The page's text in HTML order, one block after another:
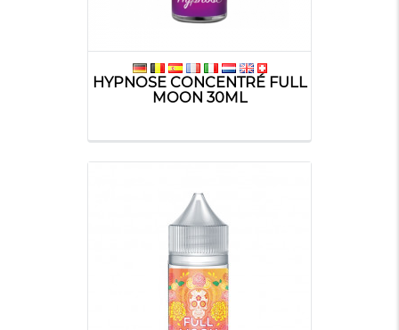
HYPNOSE CONCENTRÉ FULL
MOON 30ML